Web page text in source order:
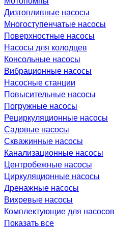
Дизтопливные насосы
Многоступенчатые насосы
Поверхностные насосы
Насосы для колодцев
Консольные насосы
Вибрационные насосы
Насосные станции
Повысительные насосы
Погружные насосы
Рециркуляционные насосы
Садовые насосы
Скважинные насосы
Канализационные насосы
Центробежные насосы
Циркуляционные насосы
Дренажные насосы
Вихревые насосы
Комплектующие для насосов
Показать все